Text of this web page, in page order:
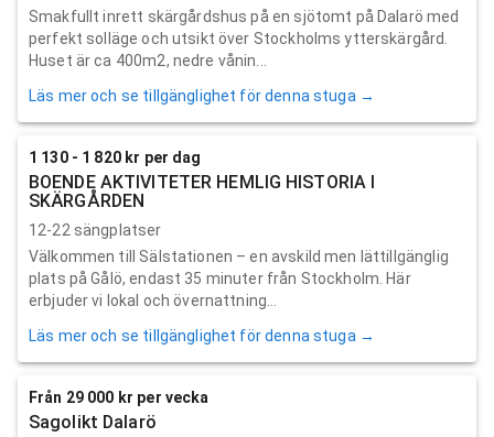
Smakfullt inrett skärgårdshus på en sjötomt på Dalarö med
perfekt solläge och utsikt över Stockholms ytterskärgård.
Huset är ca 400m2, nedre vånin...
Läs mer och se tillgänglighet för denna stuga →
1 130 - 1 820 kr per dag
BOENDE AKTIVITETER HEMLIG HISTORIA I
SKÄRGÅRDEN
12-22 sängplatser
Välkommen till Sälstationen – en avskild men lättillgänglig
plats på Gålö, endast 35 minuter från Stockholm. Här
erbjuder vi lokal och övernattning...
Läs mer och se tillgänglighet för denna stuga →
Från 29 000 kr per vecka
Sagolikt Dalarö